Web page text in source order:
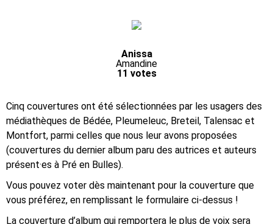
Anissa
Amandine
11 votes
Cinq couvertures ont été sélectionnées par les usagers des
médiathèques de Bédée, Pleumeleuc, Breteil, Talensac et
Montfort, parmi celles que nous leur avons proposées
(couvertures du dernier album paru des autrices et auteurs
présent·es à Pré en Bulles).
Vous pouvez voter dès maintenant pour la couverture que
vous préférez, en remplissant le formulaire ci-dessus !
La couverture d’album qui remportera le plus de voix sera